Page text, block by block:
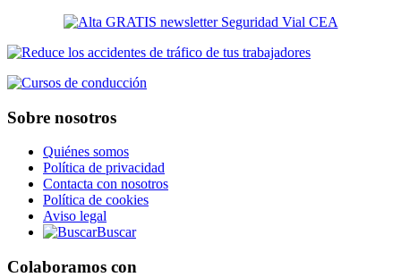
Sobre nosotros
Quiénes somos
Política de privacidad
Contacta con nosotros
Política de cookies
Aviso legal
Buscar
Colaboramos con